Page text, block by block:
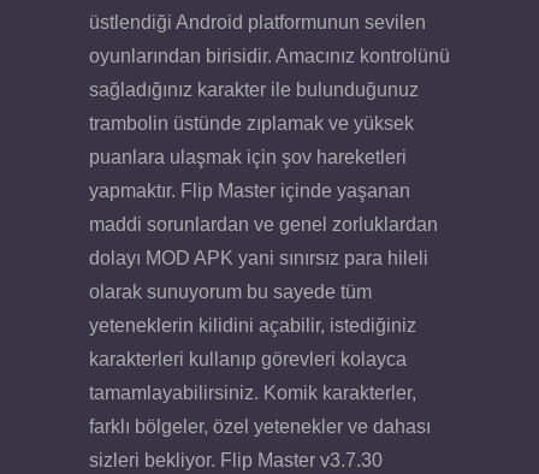
üstlendiği Android platformunun sevilen
oyunlarından birisidir. Amacınız kontrolünü
sağladığınız karakter ile bulunduğunuz
trambolin üstünde zıplamak ve yüksek
puanlara ulaşmak için şov hareketleri
yapmaktır. Flip Master içinde yaşanan
maddi sorunlardan ve genel zorluklardan
dolayı MOD APK yani sınırsız para hileli
olarak sunuyorum bu sayede tüm
yeteneklerin kilidini açabilir, istediğiniz
karakterleri kullanıp görevleri kolayca
tamamlayabilirsiniz. Komik karakterler,
farklı bölgeler, özel yetenekler ve dahası
sizleri bekliyor. Flip Master v3.7.30